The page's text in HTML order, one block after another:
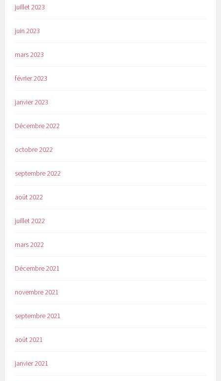
juillet 2023
juin 2023
mars 2023
février 2023
janvier 2023
Décembre 2022
octobre 2022
septembre 2022
août 2022
juillet 2022
mars 2022
Décembre 2021
novembre 2021
septembre 2021
août 2021
janvier 2021